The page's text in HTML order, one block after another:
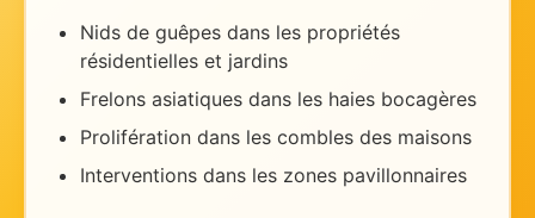
Nids de guêpes dans les propriétés
résidentielles et jardins
Frelons asiatiques dans les haies bocagères
Prolifération dans les combles des maisons
Interventions dans les zones pavillonnaires